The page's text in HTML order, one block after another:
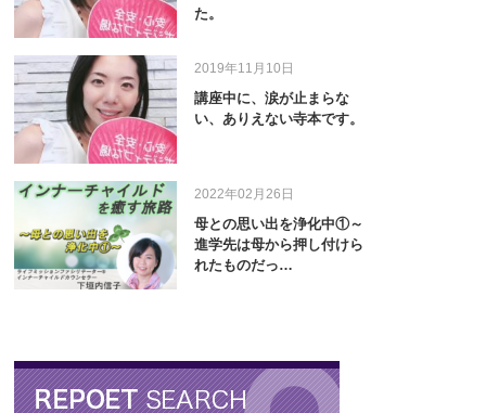
た。
2019年11月10日
講座中に、涙が止まらな
い、ありえない寺本です。
2022年02月26日
母との思い出を浄化中①～
進学先は母から押し付けら
れたものだっ…